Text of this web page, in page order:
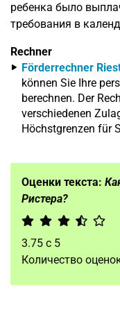
ребенка было
требования в
Rechner
Förderrechner
können Sie Ihre
berechnen. Der
verschiedenen
Höchstgrenzen für
Оценки текста:
Ристера?
3.75 с 5
Количество